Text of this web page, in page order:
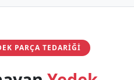
PARÇA TEDARIĞI